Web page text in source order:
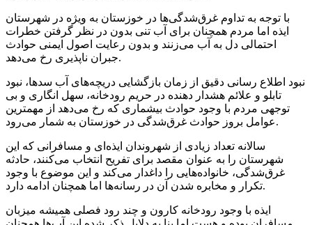
با توجه به تداوم غرق‌شدگی‌ها در خوزستان به ویژه در شهرستان
ایذه اما مردم همچنان برای آب تنی بدون در نظر گرفتن خطرات
احتمالی دل به آب می‌زنند و بدون رعایت اصول ایمنی حوادث
جبران ناپذیری رخ می‌دهد.
نبود اطلاع رسانی دقیق از زمان بازگشایی دریچه‌های آب سدها، نبود
تابلو و علائم هشدار دهنده در حریم رودخانه‌، سهل انگاری و بی
توجهی مردم با وجود حوادث بیشماری که رخ می‌دهد از مهمترین
عوامل بروز حوادث غرق‌شدگی در خوزستان به شمار می‌رود.
سالانه تعداد زیادی از شهروندان ایذه‌ای و مسافرانی که این
شهرستان را به عنوان مقصد برای تفریح انتخاب می‌کنند، حادثه
غرق‌شدگی، خانواده‌هایی را داغدار می‌کند و این موضوع با وجود
تکرار و مخابره شدن آن در رسانه‌ها اما همچنان ادامه دارد.
ایذه با وجود رودخانه کارون و چند رود فصلی همیشه میزبان